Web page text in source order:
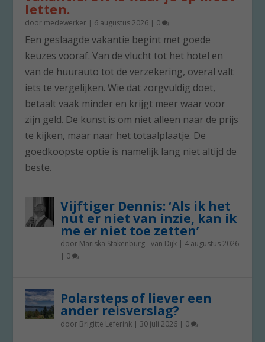
letten.
door medewerker | 6 augustus 2026 | 0
Een geslaagde vakantie begint met goede
keuzes vooraf. Van de vlucht tot het hotel en
van de huurauto tot de verzekering, overal valt
iets te vergelijken. Wie dat zorgvuldig doet,
betaalt vaak minder en krijgt meer waar voor
zijn geld. De kunst is om niet alleen naar de prijs
te kijken, maar naar het totaalplaatje. De
goedkoopste optie is namelijk lang niet altijd de
beste.
Vijftiger Dennis: ‘Als ik het
nut er niet van inzie, kan ik
me er niet toe zetten’
door Mariska Stakenburg - van Dijk | 4 augustus 2026
| 0
Polarsteps of liever een
ander reisverslag?
door Brigitte Leferink | 30 juli 2026 | 0